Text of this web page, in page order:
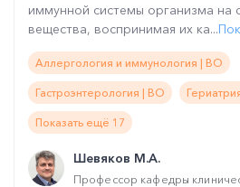
иммунной системы организма на
вещества, воспринимая их ка...
Аллергология и иммунология | ВО
Гастроэнтерология | ВО
Показать ещё 17
Шевяков М.А.
Профессор кафедры